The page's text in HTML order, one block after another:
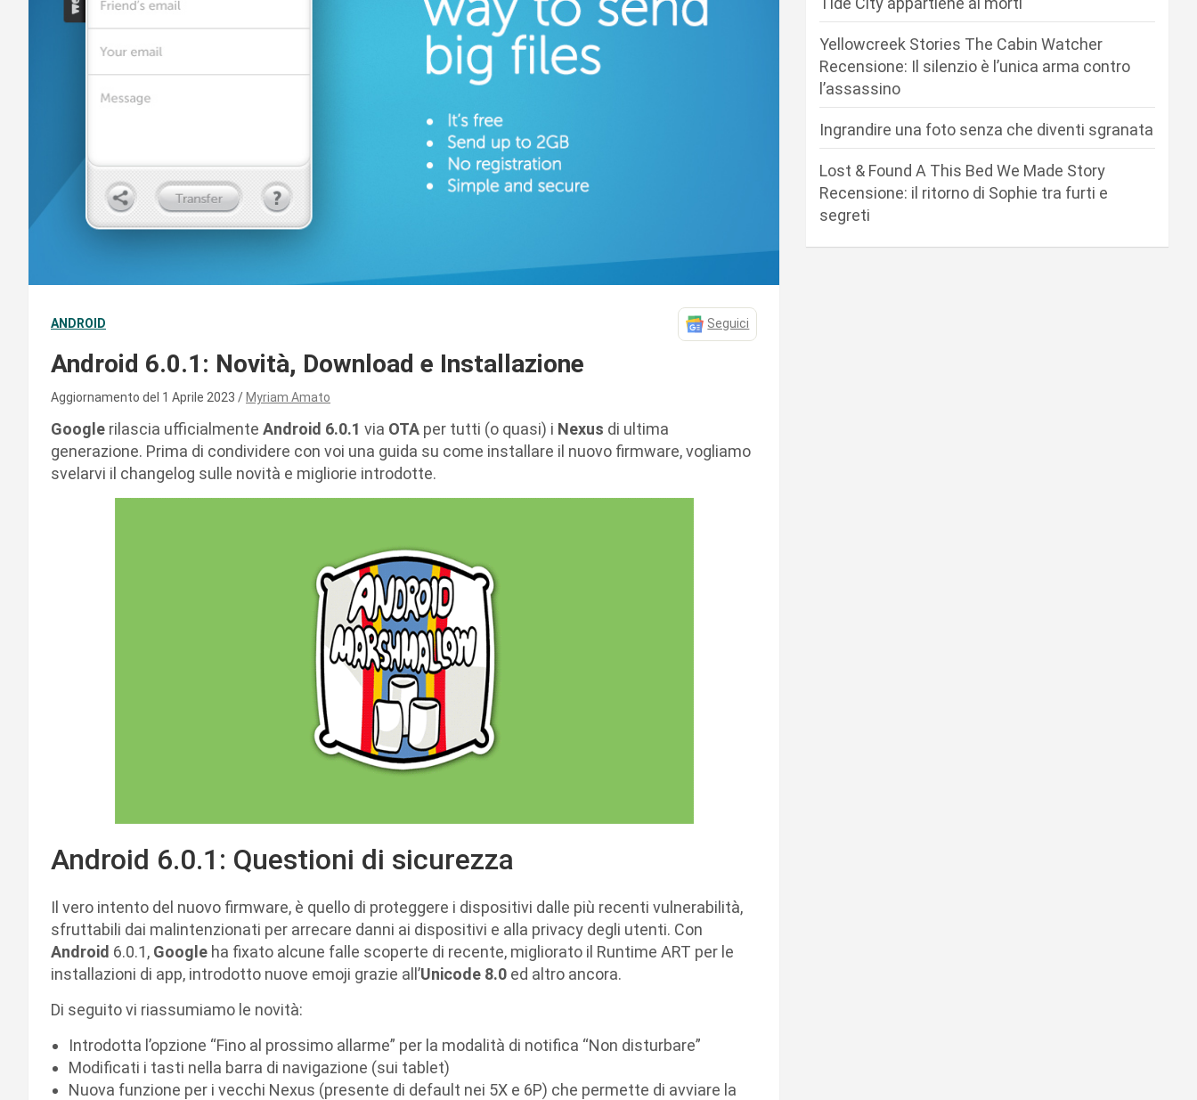
ANDROID Seguici
Android 6.0.1: Novità, Download e Installazione
Aggiornamento del 1 Aprile 2023 Myriam Amato
Google rilascia ufficialmente Android 6.0.1 via OTA per tutti (o quasi) i Nexus di ultima
generazione. Prima di condividere con voi una guida su come installare il nuovo firmware, vogliamo
svelarvi il changelog sulle novità e migliorie introdotte.
Android 6.0.1: Questioni di sicurezza
Il vero intento del nuovo firmware, è quello di proteggere i dispositivi dalle più recenti vulnerabilità,
sfruttabili dai malintenzionati per arrecare danni ai dispositivi e alla privacy degli utenti. Con
Android 6.0.1, Google ha fixato alcune falle scoperte di recente, migliorato il Runtime ART per le
installazioni di app, introdotto nuove emoji grazie all’Unicode 8.0 ed altro ancora.
Di seguito vi riassumiamo le novità:
Introdotta l’opzione “Fino al prossimo allarme” per la modalità di notifica “Non disturbare”
Modificati i tasti nella barra di navigazione (sui tablet)
Nuova funzione per i vecchi Nexus (presente di default nei 5X e 6P) che permette di avviare la
Yellowcreek Stories The Cabin Watcher
Recensione: Il silenzio è l’unica arma contro
l’assassino
Ingrandire una foto senza che diventi sgranata
Lost & Found A This Bed We Made Story
Recensione: il ritorno di Sophie tra furti e
segreti